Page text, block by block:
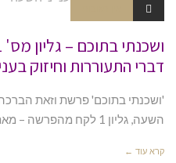
דברי התעוררות וחיזוק
'ושכנתי בתוכם' פרשת וזאת הברכה
השעה, גליון 1 לקח מהפרשה – מאת הרב אברהם רוט
קרא עוד ←